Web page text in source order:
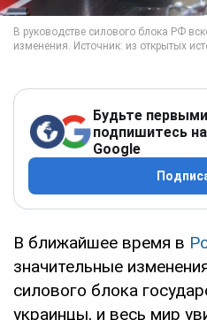
Будьте
подпишитесь
Google
В ближайшее время в
значительные
силового блока
украинцы, и весь мир